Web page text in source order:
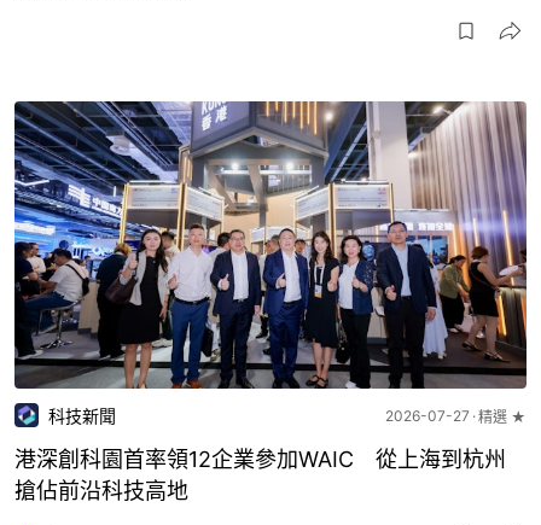
科技新聞 2026-07-27 精選 ★
港深創科園首率領12企業參加WAIC 從上海到杭州
搶佔前沿科技高地